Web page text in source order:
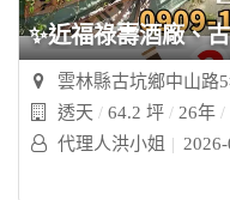
✨近福祿壽酒廠、
雲林縣古坑鄉中山路
透天
64.2 坪 26年
代理人洪小姐